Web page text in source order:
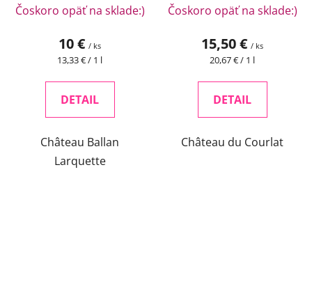
Čoskoro opäť na sklade:)
10 € / ks
Jednotková
13,33 € / 1 l
DETAIL
Château Ballan
Larquette
Čoskoro opäť na sklade:)
15,50 € / ks
Jednotková
20,67 € / 1 l
DETAIL
Château du Courlat